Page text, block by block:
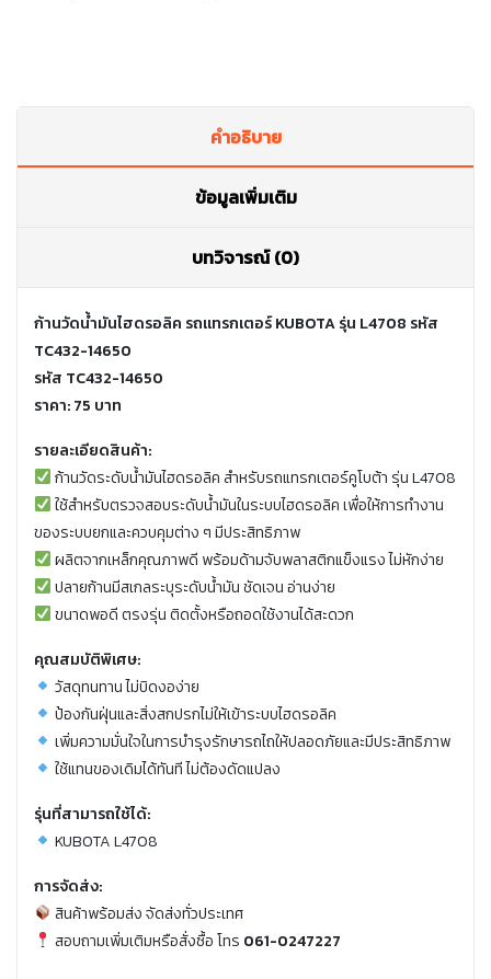
คำอธิบาย
ข้อมูลเพิ่มเติม
บทวิจารณ์ (0)
ก้านวัดน้ำมันไฮดรอลิค รถแทรกเตอร์ KUBOTA รุ่น L4708 รหัส
TC432-14650
รหัส TC432-14650
ราคา: 75 บาท
รายละเอียดสินค้า:
ก้านวัดระดับน้ำมันไฮดรอลิค สำหรับรถแทรกเตอร์คูโบต้า รุ่น L4708
ใช้สำหรับตรวจสอบระดับน้ำมันในระบบไฮดรอลิค เพื่อให้การทำงาน
ของระบบยกและควบคุมต่าง ๆ มีประสิทธิภาพ
ผลิตจากเหล็กคุณภาพดี พร้อมด้ามจับพลาสติกแข็งแรง ไม่หักง่าย
ปลายก้านมีสเกลระบุระดับน้ำมัน ชัดเจน อ่านง่าย
ขนาดพอดี ตรงรุ่น ติดตั้งหรือถอดใช้งานได้สะดวก
คุณสมบัติพิเศษ:
วัสดุทนทาน ไม่บิดงอง่าย
ป้องกันฝุ่นและสิ่งสกปรกไม่ให้เข้าระบบไฮดรอลิค
เพิ่มความมั่นใจในการบำรุงรักษารถไถให้ปลอดภัยและมีประสิทธิภาพ
ใช้แทนของเดิมได้ทันที ไม่ต้องดัดแปลง
รุ่นที่สามารถใช้ได้:
KUBOTA L4708
การจัดส่ง:
สินค้าพร้อมส่ง จัดส่งทั่วประเทศ
สอบถามเพิ่มเติมหรือสั่งซื้อ โทร 061-0247227